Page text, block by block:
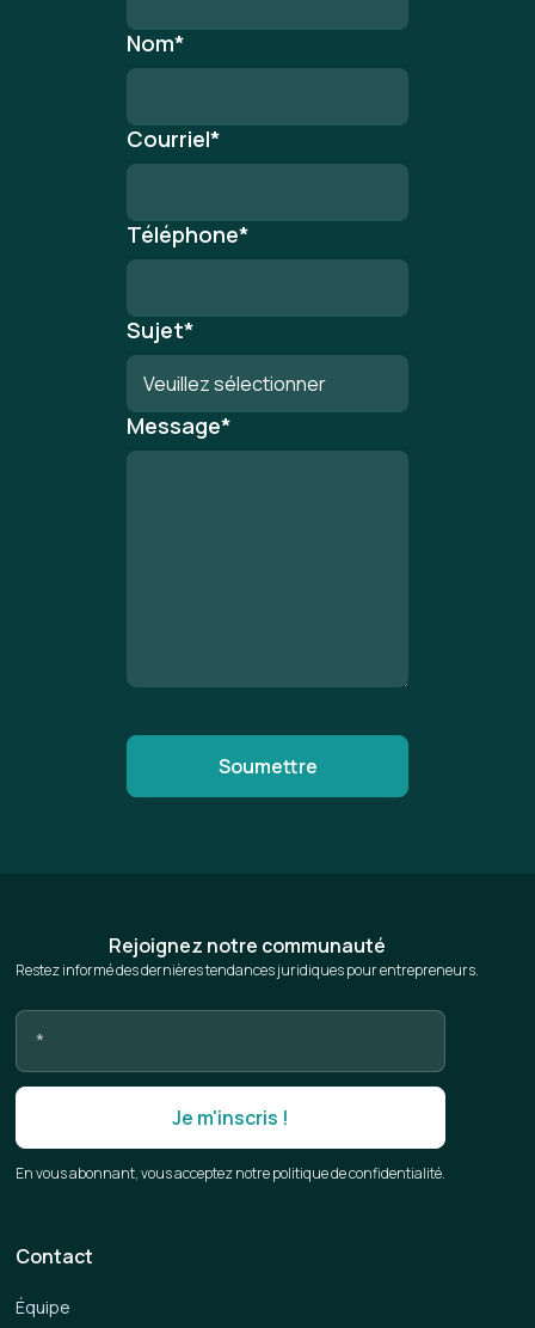
Nom*
Courriel*
Téléphone*
Sujet*
Message*
Rejoignez notre communauté
Restez informé des dernières tendances juridiques pour entrepreneurs.
En vous abonnant, vous acceptez notre politique de confidentialité.
Contact
Équipe